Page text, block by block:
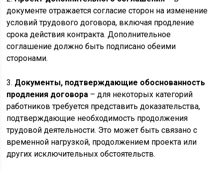
документе отражается согласие сторон на изменение
условий трудового договора, включая продление
срока действия контракта. Дополнительное
соглашение должно быть подписано обеими
сторонами.
3. Документы, подтверждающие обоснованность
продления договора – для некоторых категорий
работников требуется представить доказательства,
подтверждающие необходимость продолжения
трудовой деятельности. Это может быть связано с
временной нагрузкой, продолжением проекта или
других исключительных обстоятельств.